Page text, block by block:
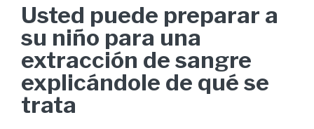
Usted puede preparar a
su niño para una
extracción de sangre
explicándole de qué se
trata